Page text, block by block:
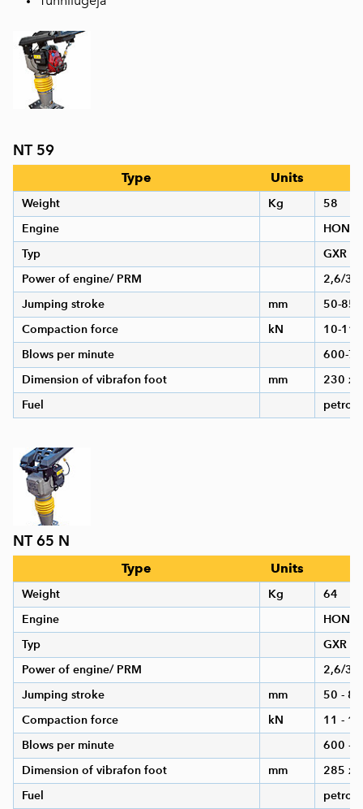
NT 59
Type Units
Weight Kg
58
Engine
Typ
GXR
Power of engine/ PRM
2,6/
Jumping stroke
mm
50-85
Compaction force
kN
10-11
Blows per minute
600-
Dimension of vibrafon foot
mm
230 x
Fuel
petrol
NT 65 N
Type Units
Weight Kg
64
Engine
Typ
GXR
Power of engine/ PRM
2,6/
Jumping stroke
mm
50 - 85
Compaction force
kN
11 - 12
Blows per minute
600 -
Dimension of vibrafon foot
mm
285 x
Fuel
petrol